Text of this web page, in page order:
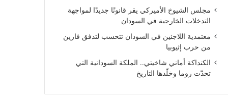
مجلس الشيوخ الأميركي يقر قانونًا جديدًا لمواجهة
التدخلات الخارجية في السودان
معتمدية اللاجئين في السودان تتحسب لتدفق فارين
من حرب إثيوبيا
الكنداكة أماني شاخيتي.. الملكة السودانية التي
تحدّت روما وخلّدها التاريخ